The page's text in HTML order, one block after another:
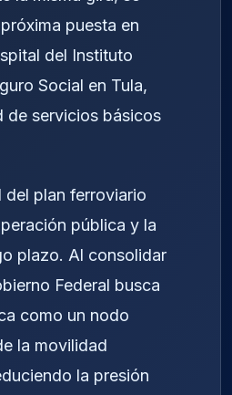
puesta en
del Instituto
Social en Tula,
de servicios básicos
del plan ferroviario
pública y la
plazo. Al consolidar
Federal busca
como un nodo
la movilidad
la presión